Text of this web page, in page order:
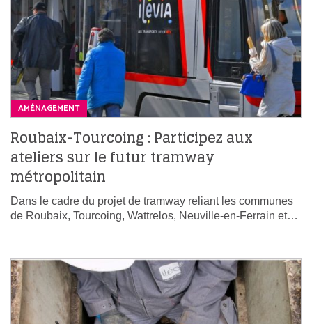
AMÉNAGEMENT
Roubaix-Tourcoing : Participez aux
ateliers sur le futur tramway
métropolitain
Dans le cadre du projet de tramway reliant les communes
de Roubaix, Tourcoing, Wattrelos, Neuville-en-Ferrain et…